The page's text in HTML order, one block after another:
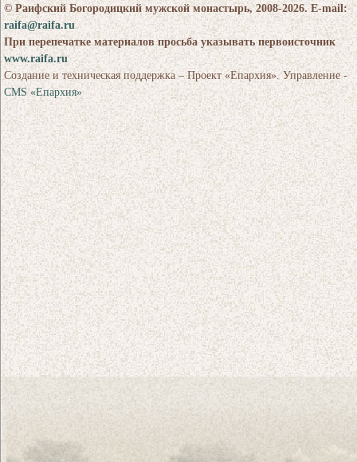
© Раифский Богородицкий мужской монастырь, 2008-2026. E-mail:
raifa@raifa.ru
При перепечатке материалов просьба указывать первоисточник
www.raifa.ru
Создание и техническая поддержка – Проект «Епархия». Управление -
CMS «Епархия»